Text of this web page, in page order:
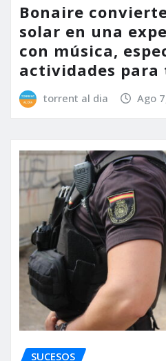
Bonaire
solar en una
con música,
actividades
torrent al dia Ago
SUCESOS